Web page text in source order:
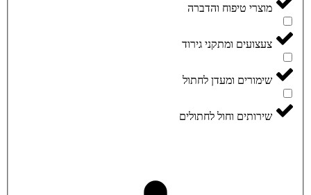
מוצרי טיפוח והדברה
צעצועים ומתקני גירוד
שימורים ומעדן לחתול
שירותים וחול לחתולים